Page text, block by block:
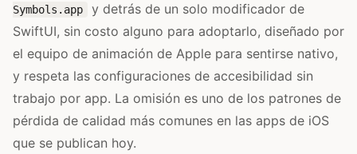
Symbols.app
y detrás de un solo modificador de
SwiftUI, sin costo alguno para adoptarlo, diseñado por
el equipo de animación de Apple para sentirse nativo,
y respeta las configuraciones de accesibilidad sin
trabajo por app. La omisión es uno de los patrones de
pérdida de calidad más comunes en las apps de iOS
que se publican hoy.